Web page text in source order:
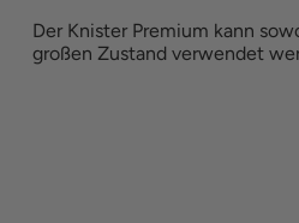
Der Knister Premium kann
großen Zustand verwendet